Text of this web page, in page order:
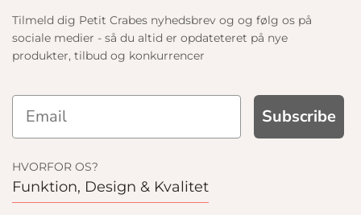
Tilmeld dig Petit Crabes nyhedsbrev og og følg os på
sociale medier - så du altid er opdateteret på nye
produkter, tilbud og konkurrencer
Subscribe
HVORFOR OS?
Funktion, Design & Kvalitet